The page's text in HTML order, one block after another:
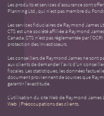
Les produits et services d’assurance sont
Planning Ltd., qui n’est pas membre du
Les services fiduciaires de Raymond James
CTS est une société affiliée à Raymond
Canada. CTS n’est pas réglementée par
protection des investisseurs.
Les conseillers de Raymond James ne sont
aux clients de demander l’avis d’un
fiscales. Les statistiques, les données
document proviennent de sources que
garantir l’exactitude.
L’utilisation du site Web de Raymond James
Web | Préoccupations des clients